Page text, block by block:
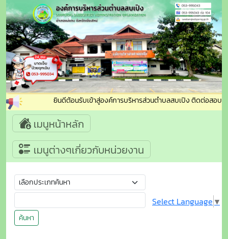
ยินดีต้อนรับเข้าสู่องค์การบริหารส่วนตำบลสบเปิง ติดต่อสอบถ
เมนูหน้าหลัก
เมนูต่างๆเกี่ยวกับหน่วยงาน
ค้นหา
Select Language ▼